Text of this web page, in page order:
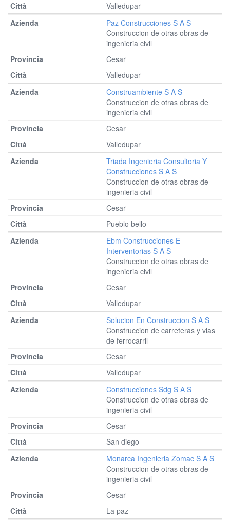
Valledupar
Paz Construcciones S A S
Construccion de otras obras de
ingenieria civil
Cesar
Valledupar
Construambiente S A S
Construccion de otras obras de
ingenieria civil
Cesar
Valledupar
Triada Ingenieria Consultoria Y
Construcciones S A S
Construccion de otras obras de
ingenieria civil
Cesar
Pueblo bello
Ebm Construcciones E
Interventorias S A S
Construccion de otras obras de
ingenieria civil
Cesar
Valledupar
Solucion En Construccion S A S
Construccion de carreteras y vias
de ferrocarril
Cesar
Valledupar
Construcciones Sdg S A S
Construccion de otras obras de
ingenieria civil
Cesar
San diego
Monarca Ingenieria Zomac S A S
Construccion de otras obras de
ingenieria civil
Cesar
La paz